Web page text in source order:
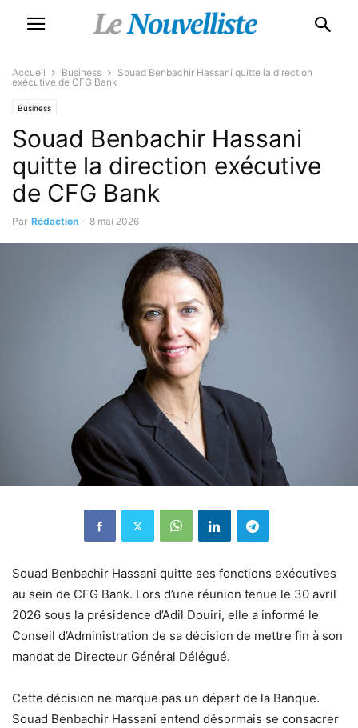
Accueil Business
Souad Benbachir Hassani quitte la direction
exécutive de CFG Bank
Business
Souad Benbachir Hassani
quitte la direction exécutive
de CFG Bank
Par Rédaction - 8 mai 2026
Souad Benbachir Hassani quitte ses fonctions exécutives
au sein de CFG Bank. Lors d’une réunion tenue le 30 avril
2026 sous la présidence d’Adil Douiri, elle a informé le
Conseil d’Administration de sa décision de mettre fin à son
mandat de Directeur Général Délégué.
Cette décision ne marque pas un départ de la Banque.
Souad Benbachir Hassani entend désormais se consacrer